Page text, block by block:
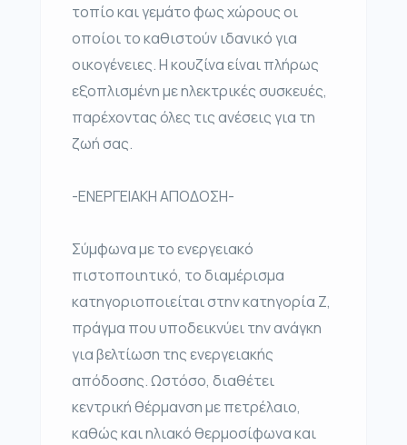
τοπίο και γεμάτο φως χώρους οι
οποίοι το καθιστούν ιδανικό για
οικογένειες. Η κουζίνα είναι πλήρως
εξοπλισμένη με ηλεκτρικές συσκευές,
παρέχοντας όλες τις ανέσεις για τη
ζωή σας.
-ΕΝΕΡΓΕΙΑΚΗ ΑΠΟΔΟΣΗ-
Σύμφωνα με το ενεργειακό
πιστοποιητικό, το διαμέρισμα
κατηγοριοποιείται στην κατηγορία Ζ,
πράγμα που υποδεικνύει την ανάγκη
για βελτίωση της ενεργειακής
απόδοσης. Ωστόσο, διαθέτει
κεντρική θέρμανση με πετρέλαιο,
καθώς και ηλιακό θερμοσίφωνα και